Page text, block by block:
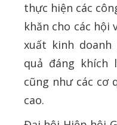
thực hiện các
khăn cho các hội
xuất kinh
quả đáng khích
cũng như các cơ
cao.